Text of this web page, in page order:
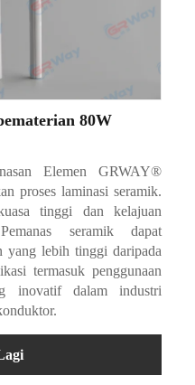
80W
Elemen GRWAY®
proses laminasi seramik.
tinggi dan kelajuan
seramik dapat
yang lebih tinggi daripada
termasuk penggunaan
inovatif dalam industri